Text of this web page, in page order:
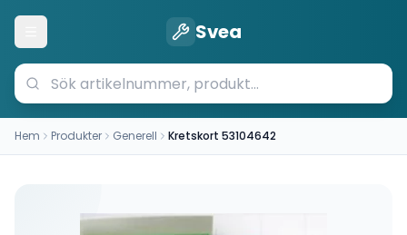
Öppna meny Svea
Hem Produkter Generell Kretskort 53104642